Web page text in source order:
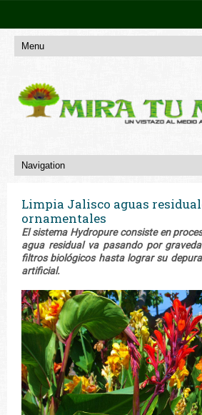
Limpia Jalisco aguas
ornamentales
El sistema Hydropure consiste en
agua residual va pasando por
filtros biológicos hasta lograr su
artificial.